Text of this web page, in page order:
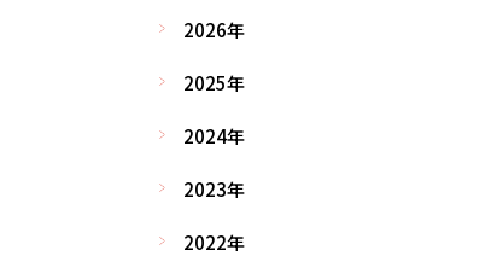
2026年
2025年
2024年
2023年
2022年